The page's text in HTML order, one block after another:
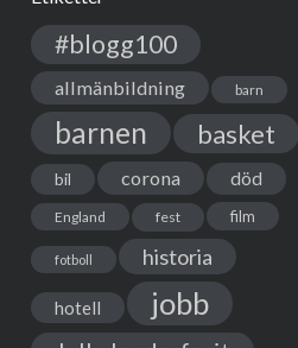
#blogg100
allmänbildning barn
barnen basket
bil corona död
England fest film
fotboll historia
hotell jobb